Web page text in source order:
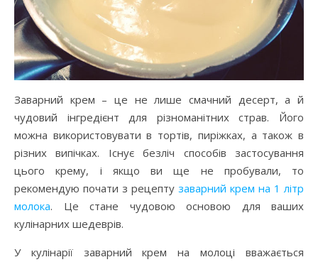
Заварний крем – це не лише смачний десерт, а й
чудовий інгредієнт для різноманітних страв. Його
можна використовувати в тортів, пиріжках, а також в
різних випічках. Існує безліч способів застосування
цього крему, і якщо ви ще не пробували, то
рекомендую почати з рецепту заварний крем на 1 літр
молока. Це стане чудовою основою для ваших
кулінарних шедеврів.
У кулінарії заварний крем на молоці вважається